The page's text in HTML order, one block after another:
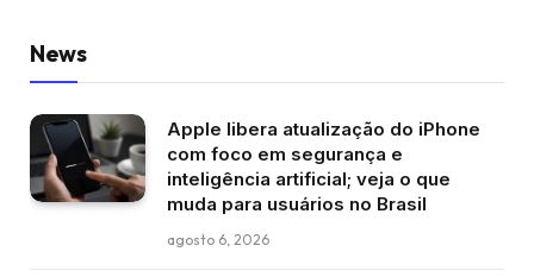
News
Apple libera atualização do iPhone
com foco em segurança e
inteligência artificial; veja o que
muda para usuários no Brasil
agosto 6, 2026